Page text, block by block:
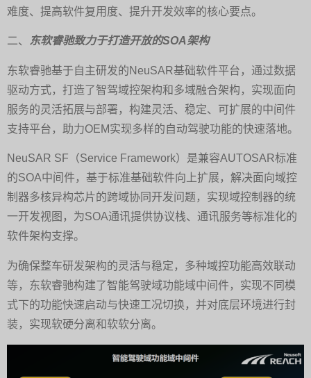
难度、提高软件复用度、提升开发效率的核心要点。
二、 东软睿驰致力于打造开放的SOA架构
东软睿驰基于自主研发的NeuSAR基础软件平台，通过数据
驱动方式，打造了智驾域控架构和多域融合架构，实现面向
服务的灵活拓展与部署，构建灵活、稳定、可扩展的中间件
支持平台，助力OEM实现多样的自动驾驶功能的快速落地。
NeuSAR SF（Service Framework）是兼容AUTOSAR标准
的SOA中间件，基于标准基础软件向上扩展，解决面向域控
制器多核异构芯片的跨域协同开发问题，实现域控制器的统
一开发视图，为SOA通讯提供协议栈、通讯服务等标准化的
软件架构支撑。
为确保整车研发架构的灵活与稳定，多种域控功能高效联动
等，东软睿驰构建了智能驾驶域功能域中间件，实现不同模
式下的功能快速启动与快速工况切换，并对底层环境进行封
装，实现软硬分离和软软分离。